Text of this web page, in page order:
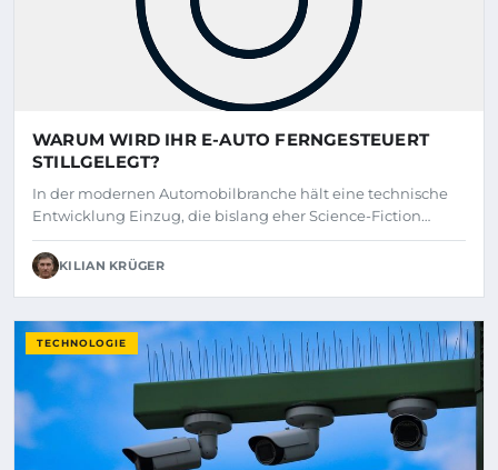
WARUM WIRD IHR E-AUTO FERNGESTEUERT
STILLGELEGT?
In der modernen Automobilbranche hält eine technische
Entwicklung Einzug, die bislang eher Science-Fiction…
KILIAN KRÜGER
TECHNOLOGIE